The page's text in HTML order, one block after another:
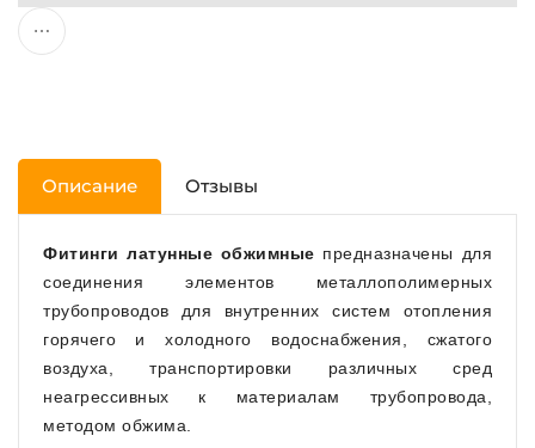
Описание Отзывы
Фитинги латунные обжимные предназначены для
соединения элементов металлополимерных
трубопроводов для внутренних систем отопления
горячего и холодного водоснабжения, сжатого
воздуха, транспортировки различных сред
неагрессивных к материалам трубопровода,
методом обжима.